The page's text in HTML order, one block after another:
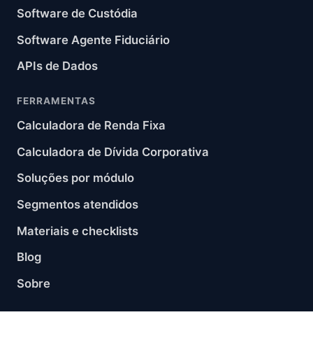
Software de Custódia
Software Agente Fiduciário
APIs de Dados
FERRAMENTAS
Calculadora de Renda Fixa
Calculadora de Dívida Corporativa
Soluções por módulo
Segmentos atendidos
Materiais e checklists
Blog
Sobre